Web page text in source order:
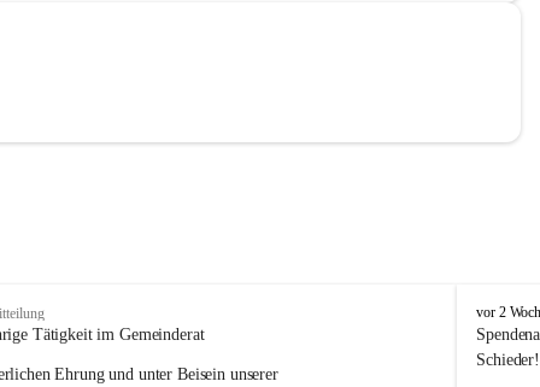
Tätigkeit im Gemeinderat
Ehrung und unter Beisein unserer
B
u
c
vor 2
Schieder!